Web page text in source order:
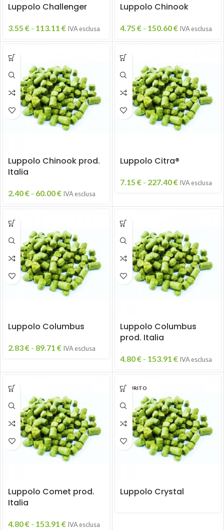
Luppolo Challenger
3.55 € - 113.11 € IVA esclusa
Luppolo Chinook
4.75 € - 150.60€ IVA esclusa
Luppolo Chinook prod.
Italia
2.40€ - 60.00€ IVA esclusa
Luppolo Citra®
7.15 € - 227.40€ IVA esclusa
Luppolo Columbus
2.83€ - 89.71 € IVA esclusa
Luppolo Columbus
prod. Italia
4.80€ - 153.91 € IVA esclusa
Luppolo Comet prod.
Italia
4.80€ - 153.91 € IVA esclusa
ESAURITO
Luppolo Crystal